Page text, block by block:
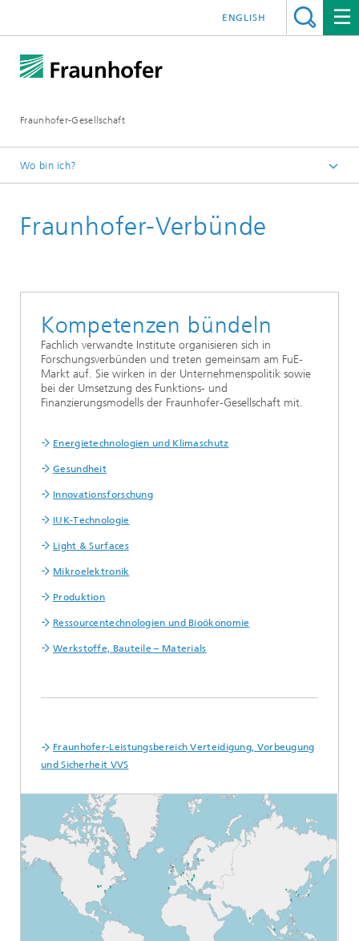
Fraunhofer-Gesellschaft
ENGLISH
Wo bin ich?
Institute und Einrichtungen
Fraunhofer-Verbünde
Kompetenzen bündeln
Fachlich verwandte Institute organisieren sich in
Forschungsverbünden und treten gemeinsam am FuE-
Markt auf. Sie wirken in der Unternehmenspolitik sowie
bei der Umsetzung des Funktions- und
Finanzierungsmodells der Fraunhofer-Gesellschaft mit.
Energietechnologien und Klimaschutz
Gesundheit
Innovationsforschung
IUK-Technologie
Light & Surfaces
Mikroelektronik
Produktion
Ressourcentechnologien und Bioökonomie
Werkstoffe, Bauteile – Materials
Fraunhofer-Leistungsbereich Verteidigung, Vorbeugung
und Sicherheit VVS